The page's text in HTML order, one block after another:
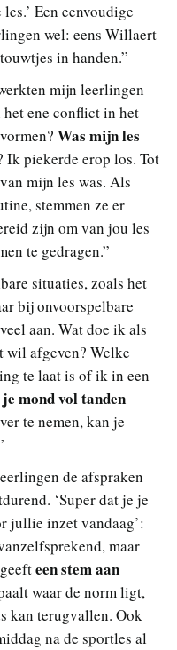
Een eenvoudige
wel: eens Willaert
in handen.”
mijn leerlingen
het ene conflict in het
Was mijn les
piekerde erop los. Tot
mijn les was. Als
stemmen ze er
zijn om van jou les
te gedragen.”
situaties, zoals het
bij onvoorspelbare
aan. Wat doe ik als
wil afgeven? Welke
te laat is of ik in een
mond vol tanden
te nemen, kan je
de afspraken
‘Super dat je je
jullie inzet vandaag’:
maar
een stem aan
waar de norm ligt,
kan terugvallen. Ook
na de sportles al